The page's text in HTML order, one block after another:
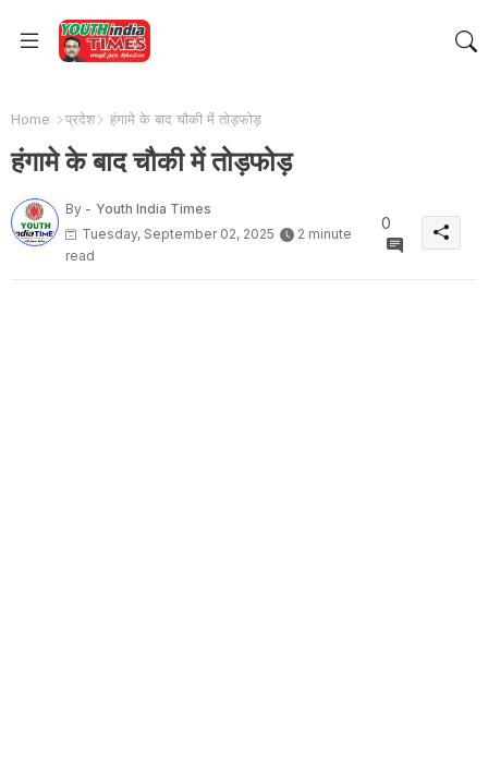
Home प्रदेश हंगामे के बाद चौकी में तोड़फोड़
हंगामे के बाद चौकी में तोड़फोड़
By - Youth India Times
Tuesday, September 02, 2025
2 minute
read
0